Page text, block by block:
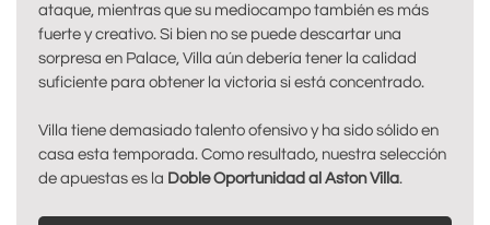
ataque, mientras que su mediocampo también es más
fuerte y creativo. Si bien no se puede descartar una
sorpresa en Palace, Villa aún debería tener la calidad
suficiente para obtener la victoria si está concentrado.
Villa tiene demasiado talento ofensivo y ha sido sólido en
casa esta temporada. Como resultado, nuestra selección
de apuestas es la Doble Oportunidad al Aston Villa.